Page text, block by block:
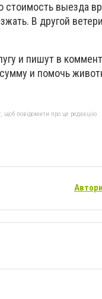
выезда
В другой
и пишут в
и помочь
щоб повідомити про це редакцію